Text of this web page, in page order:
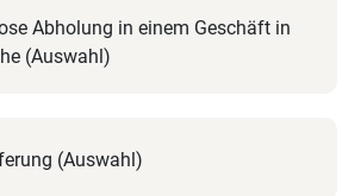
Abholung in einem Geschäft in
(Auswahl)
(Auswahl)